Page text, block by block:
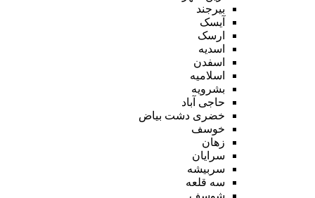
بیرجند
آیسک
ارسک
اسدیه
اسفدن
اسلامیه
بشرویه
حاجی آباد
خضری دشت بیاض
خوسف
زهان
سرایان
سربیشه
سه قلعه
شوسف